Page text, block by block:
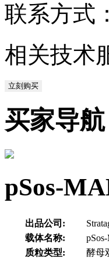
联系方式：
相关技术
立刻购买
买家导航
pSos-
出品公司:
载体名称:
质粒类型:
酵母